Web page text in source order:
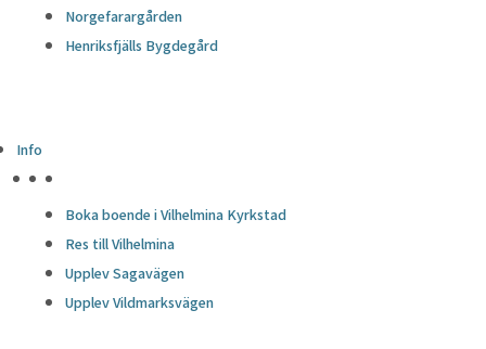
Norgefarargården
Henriksfjälls Bygdegård
Info
Boka boende i Vilhelmina Kyrkstad
Res till Vilhelmina
Upplev Sagavägen
Upplev Vildmarksvägen